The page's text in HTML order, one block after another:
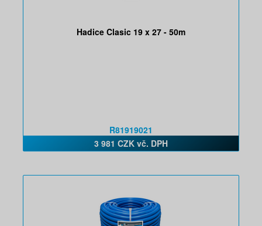
Hadice Clasic 19 x 27 - 50m
R81919021
3 981 CZK vč. DPH